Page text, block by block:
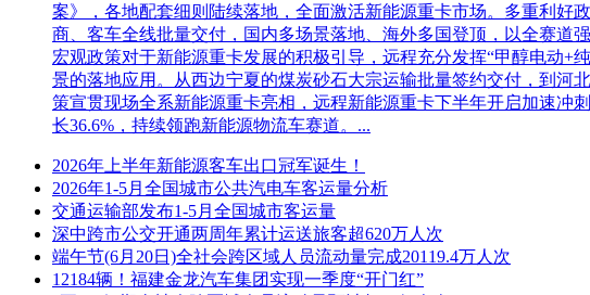
1.采购人信息
名称：宿迁市城市公共交通有限公司
地址：宿城区双庄镇通湖大道宿蔡路18号
联系方式：0527-80765771
2.采购代理机构信息
名称：江苏四维工程咨询管理有限公司
地址：九鼎党群服务中心四楼北
案》，各地配套细则陆续落地，全面激活新能源重卡市场。多重利好
商、客车全线批量交付，国内多场景落地、海外多国登顶，以全赛道
宏观政策对于新能源重卡发展的积极引导，远程充分发挥“甲醇电动
景的落地应用。从西边宁夏的煤炭砂石大宗运输批量签约交付，到河
策宣贯现场全系新能源重卡亮相，远程新能源重卡下半年开启加速冲
长36.6%，持续领跑新能源物流车赛道。...
2026年上半年新能源客车出口冠军诞生！
2026年1-5月全国城市公共汽电车客运量分析
交通运输部发布1-5月全国城市客运量
深中跨市公交开通两周年累计运送旅客超620万人次
端午节(6月20日)全社会跨区域人员流动量完成20119.4万人次
12184辆！福建金龙汽车集团实现一季度“开门红”